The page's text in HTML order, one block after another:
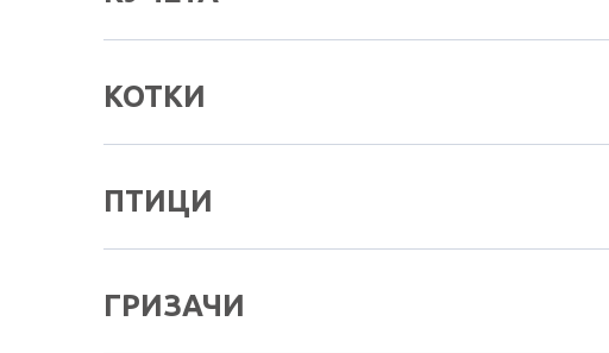
КОТКИ
ПТИЦИ
ГРИЗАЧИ